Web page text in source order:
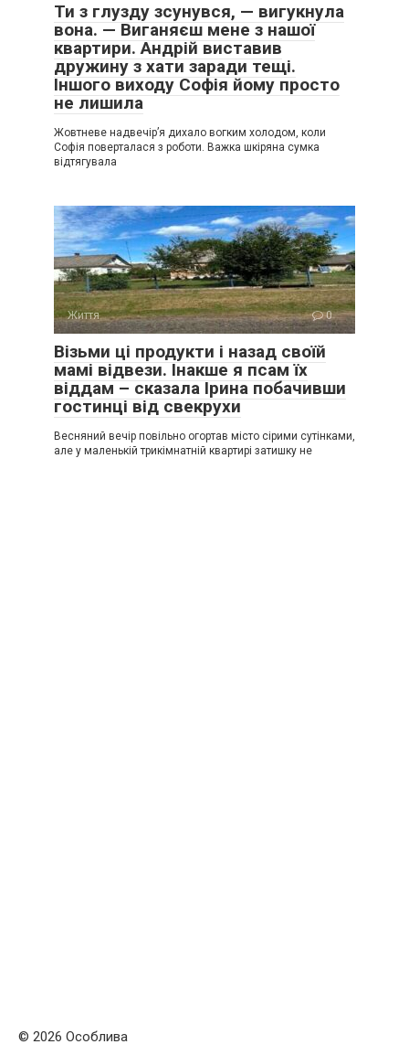
Ти з глузду зсунувся, — вигукнула
вона. — Виганяєш мене з нашої
квартири. Андрій виставив
дружину з хати заради тещі.
Іншого виходу Софія йому просто
не лишила
Жовтневе надвечір’я дихало вогким холодом, коли
Софія поверталася з роботи. Важка шкіряна сумка
відтягувала
Життя 0
Візьми ці продукти і назад своїй
мамі відвези. Інакше я псам їх
віддам – сказала Ірина побачивши
гостинці від свекрухи
Весняний вечір повільно огортав місто сірими сутінками,
але у маленькій трикімнатній квартирі затишку не
© 2026 Особлива